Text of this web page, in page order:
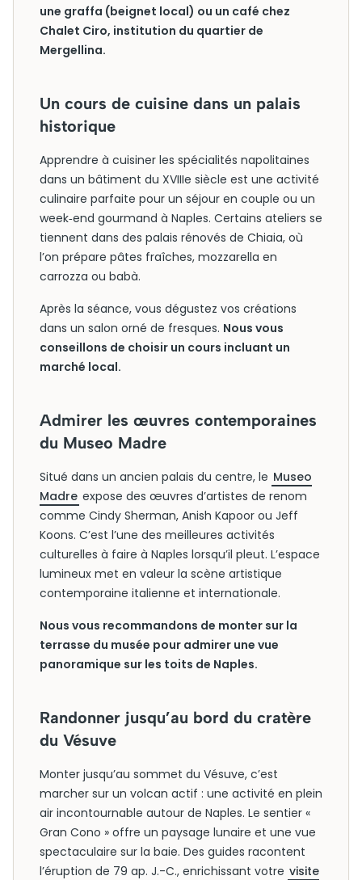
une graffa (beignet local) ou un café chez
Chalet Ciro, institution du quartier de
Mergellina.
Un cours de cuisine dans un palais
historique
Apprendre à cuisiner les spécialités napolitaines
dans un bâtiment du XVIIIe siècle est une activité
culinaire parfaite pour un séjour en couple ou un
week‑end gourmand à Naples. Certains ateliers se
tiennent dans des palais rénovés de Chiaia, où
l’on prépare pâtes fraîches, mozzarella en
carrozza ou babà.
Après la séance, vous dégustez vos créations
dans un salon orné de fresques. Nous vous
conseillons de choisir un cours incluant un
marché local.
Admirer les œuvres contemporaines
du Museo Madre
Situé dans un ancien palais du centre, le Museo
Madre expose des œuvres d’artistes de renom
comme Cindy Sherman, Anish Kapoor ou Jeff
Koons. C’est l’une des meilleures activités
culturelles à faire à Naples lorsqu’il pleut. L’espace
lumineux met en valeur la scène artistique
contemporaine italienne et internationale.
Nous vous recommandons de monter sur la
terrasse du musée pour admirer une vue
panoramique sur les toits de Naples.
Randonner jusqu’au bord du cratère
du Vésuve
Monter jusqu’au sommet du Vésuve, c’est
marcher sur un volcan actif : une activité en plein
air incontournable autour de Naples. Le sentier «
Gran Cono » offre un paysage lunaire et une vue
spectaculaire sur la baie. Des guides racontent
l’éruption de 79 ap. J.-C., enrichissant votre visite